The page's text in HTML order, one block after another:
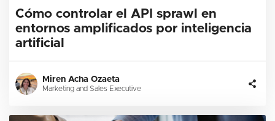
Cómo controlar el API sprawl en
entornos amplificados por inteligencia
artificial
Miren Acha Ozaeta
Marketing and Sales Executive